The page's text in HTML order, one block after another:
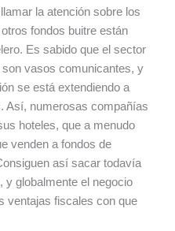
la atención sobre los
fondos buitre están
Es sabido que el sector
vasos comunicantes, y
se está extendiendo a
Así, numerosas compañías
hoteles, que a menudo
venden a fondos de
así sacar todavía
y globalmente el negocio
ventajas fiscales con que